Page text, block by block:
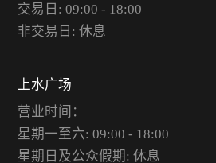
交易日: 09:00 - 18:00
非交易日: 休息
上水广场
营业时间：
星期一至六: 09:00 - 18:00
星期日及公众假期: 休息